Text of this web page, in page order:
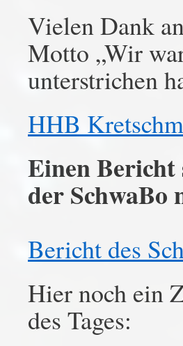
Vielen Dank
Motto „Wir
unterstrichen
HHB
Einen Bericht
der SchwaBo
Bericht des
Hier noch ein
des Tages: